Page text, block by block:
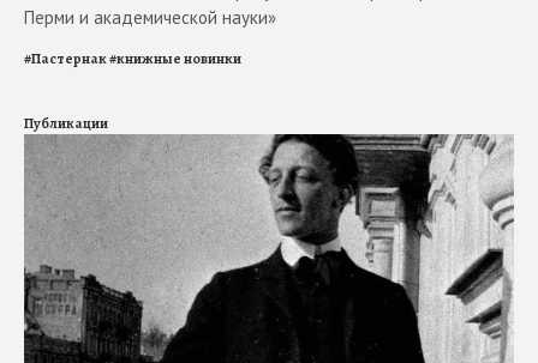
Перми и академической науки»
#Пастернак#книжные новинки
Публикации